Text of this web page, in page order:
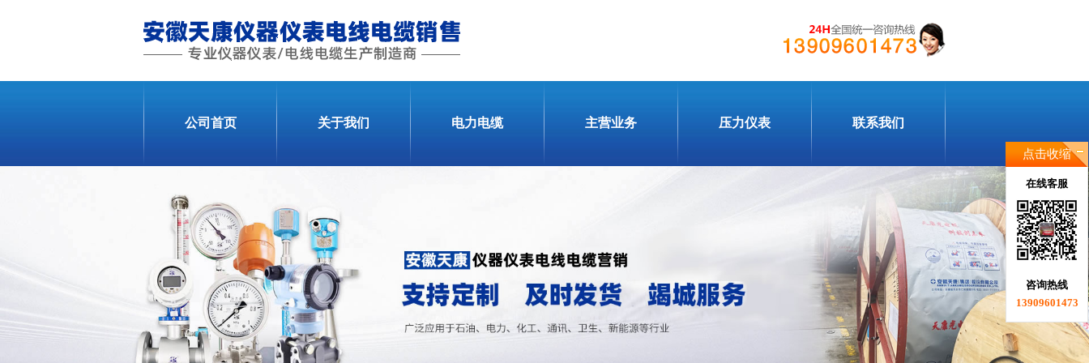
公司首页 关于我们 电力电缆 主营业务 压力仪表 联系我们
点击收缩
在线客服
咨询热线
13909601473